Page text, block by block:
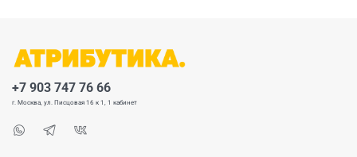
+7 903 747 76 66
г. Москва, ул. Писцовая 16 к 1, 1 кабинет